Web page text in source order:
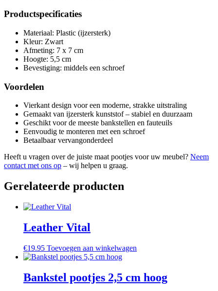
Productspecificaties
Materiaal: Plastic (ijzersterk)
Kleur: Zwart
Afmeting: 7 x 7 cm
Hoogte: 5,5 cm
Bevestiging: middels een schroef
Voordelen
Vierkant design voor een moderne, strakke uitstraling
Gemaakt van ijzersterk kunststof – stabiel en duurzaam
Geschikt voor de meeste bankstellen en fauteuils
Eenvoudig te monteren met een schroef
Betaalbaar vervangonderdeel
Heeft u vragen over de juiste maat pootjes voor uw meubel? Neem
contact met ons op – wij helpen u graag.
Gerelateerde producten
Leather Vital
€19.95 Toevoegen aan winkelwagen
Bankstel pootjes 2,5 cm hoog